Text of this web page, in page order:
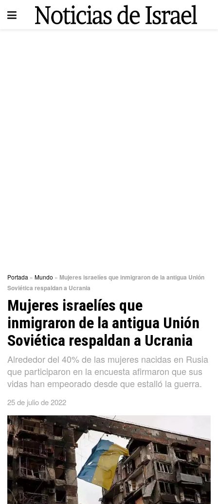
Portada » Mundo » Mujeres israelíes que inmigraron de la antigua Unión
Soviética respaldan a Ucrania
Mujeres israelíes que
inmigraron de la antigua Unión
Soviética respaldan a Ucrania
Alrededor del 40% de las mujeres nacidas en Rusia
que participaron en la encuesta afirmaron que sus
vidas han empeorado desde que estalló la guerra.
25 de julio de 2022